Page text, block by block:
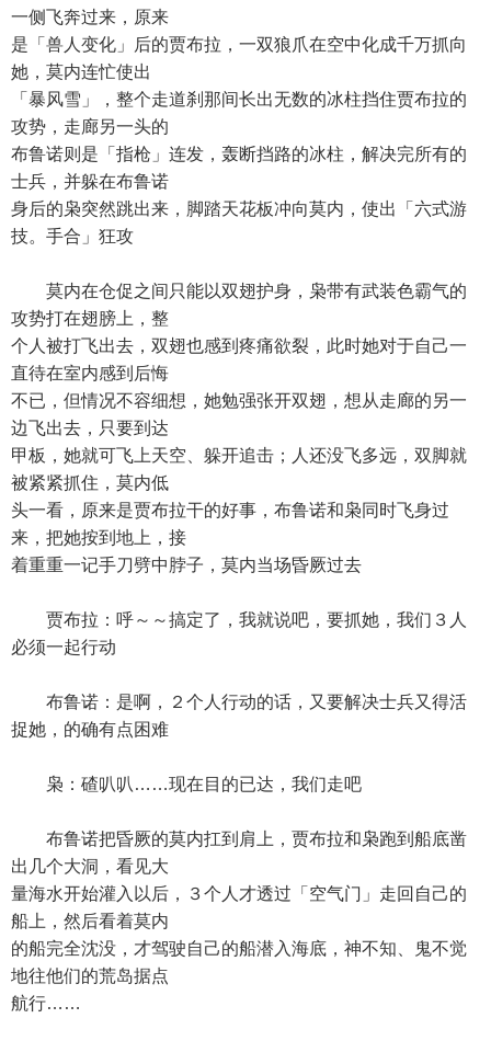
一侧飞奔过来，原来
是「兽人变化」后的贾布拉，一双狼爪在空中化成千万抓向
她，莫内连忙使出
「暴风雪」，整个走道刹那间长出无数的冰柱挡住贾布拉的
攻势，走廊另一头的
布鲁诺则是「指枪」连发，轰断挡路的冰柱，解决完所有的
士兵，并躲在布鲁诺
身后的枭突然跳出来，脚踏天花板冲向莫内，使出「六式游
技。手合」狂攻
莫内在仓促之间只能以双翅护身，枭带有武装色霸气的
攻势打在翅膀上，整
个人被打飞出去，双翅也感到疼痛欲裂，此时她对于自己一
直待在室内感到后悔
不已，但情况不容细想，她勉强张开双翅，想从走廊的另一
边飞出去，只要到达
甲板，她就可飞上天空、躲开追击；人还没飞多远，双脚就
被紧紧抓住，莫内低
头一看，原来是贾布拉干的好事，布鲁诺和枭同时飞身过
来，把她按到地上，接
着重重一记手刀劈中脖子，莫内当场昏厥过去
贾布拉：呼～～搞定了，我就说吧，要抓她，我们３人
必须一起行动
布鲁诺：是啊，２个人行动的话，又要解决士兵又得活
捉她，的确有点困难
枭：碴叭叭……现在目的已达，我们走吧
布鲁诺把昏厥的莫内扛到肩上，贾布拉和枭跑到船底凿
出几个大洞，看见大
量海水开始灌入以后，３个人才透过「空气门」走回自己的
船上，然后看着莫内
的船完全沈没，才驾驶自己的船潜入海底，神不知、鬼不觉
地往他们的荒岛据点
航行……